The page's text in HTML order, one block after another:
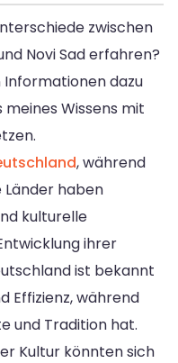
zwischen
Novi Sad erfahren?
Informationen dazu
meines Wissens mit
, während
Länder haben
kulturelle
ihrer
ist bekannt
Effizienz, während
und Tradition hat.
Kultur könnten sich